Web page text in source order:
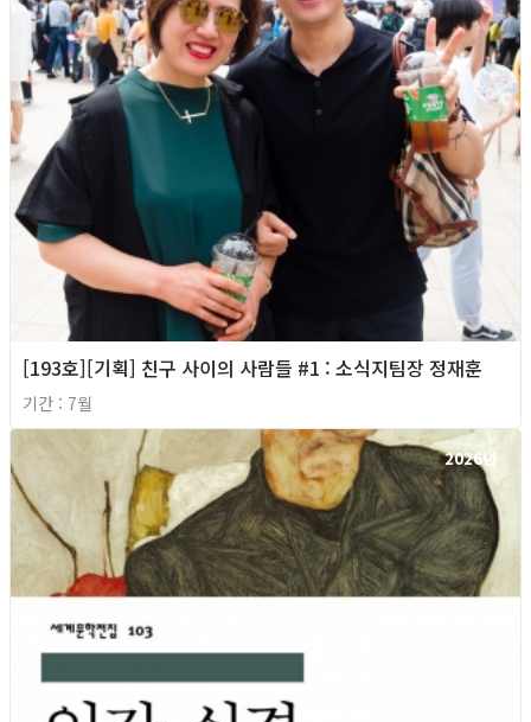
[193호][기획] 친구 사이의 사람들 #1 : 소식지팀장 정재훈
기간 : 7월
2026년